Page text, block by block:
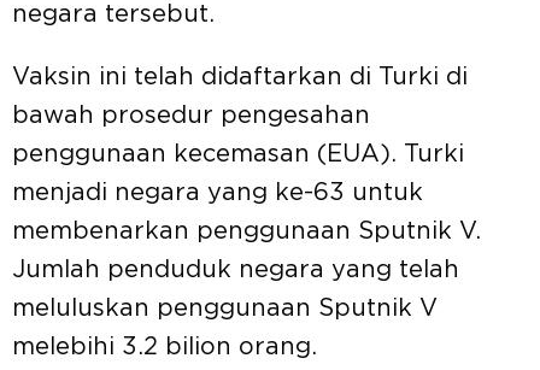
negara tersebut.
Vaksin ini telah didaftarkan di Turki di
bawah prosedur pengesahan
penggunaan kecemasan (EUA). Turki
menjadi negara yang ke-63 untuk
membenarkan penggunaan Sputnik V.
Jumlah penduduk negara yang telah
meluluskan penggunaan Sputnik V
melebihi 3.2 bilion orang.